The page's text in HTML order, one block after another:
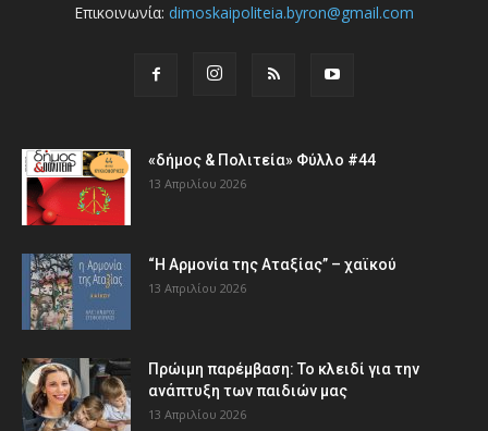
Επικοινωνία: dimoskaipoliteia.byron@gmail.com
«δήμος & Πολιτεία» Φύλλο #44
13 Απριλίου 2026
“Η Αρμονία της Αταξίας” – χαϊκού
13 Απριλίου 2026
Πρώιμη παρέμβαση: Το κλειδί για την
ανάπτυξη των παιδιών µας
13 Απριλίου 2026